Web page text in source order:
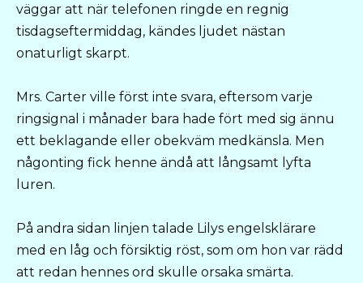
väggar att när telefonen ringde en regnig
tisdagseftermiddag, kändes ljudet nästan
onaturligt skarpt.
Mrs. Carter ville först inte svara, eftersom varje
ringsignal i månader bara hade fört med sig ännu
ett beklagande eller obekväm medkänsla. Men
någonting fick henne ändå att långsamt lyfta
luren.
På andra sidan linjen talade Lilys engelsklärare
med en låg och försiktig röst, som om hon var rädd
att redan hennes ord skulle orsaka smärta.